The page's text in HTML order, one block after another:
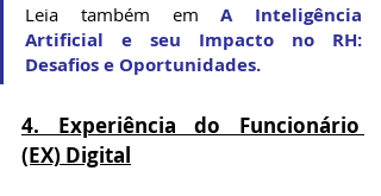
Leia também em A Inteligência
Artificial e seu Impacto no RH:
Desafios e Oportunidades.
4. Experiência do Funcionário
(EX) Digital